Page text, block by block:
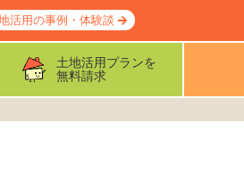
活用の事例・体験談
土地活用プランを
無料請求